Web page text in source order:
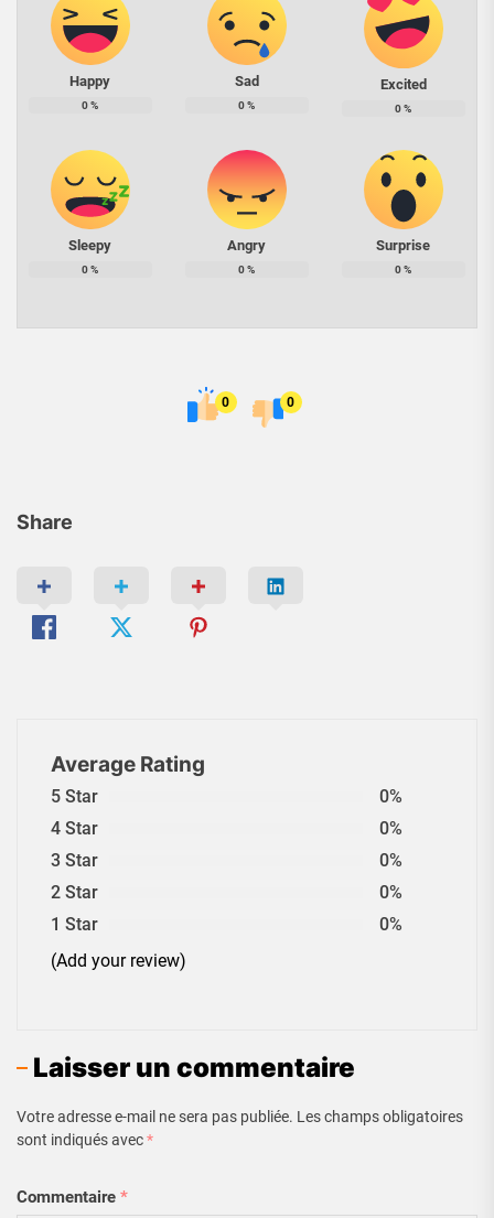
Share
Happy
0%
Sad
0%
Excited
0%
Sleepy
0%
Angry
0%
Surprise
0%
0 0
Average Rating
5 Star
0%
4 Star
0%
3 Star
0%
2 Star
0%
1 Star
0%
(Add your review)
Laisser un commentaire
Votre adresse e-mail ne sera pas publiée. Les champs obligatoires
sont indiqués avec*
Commentaire *